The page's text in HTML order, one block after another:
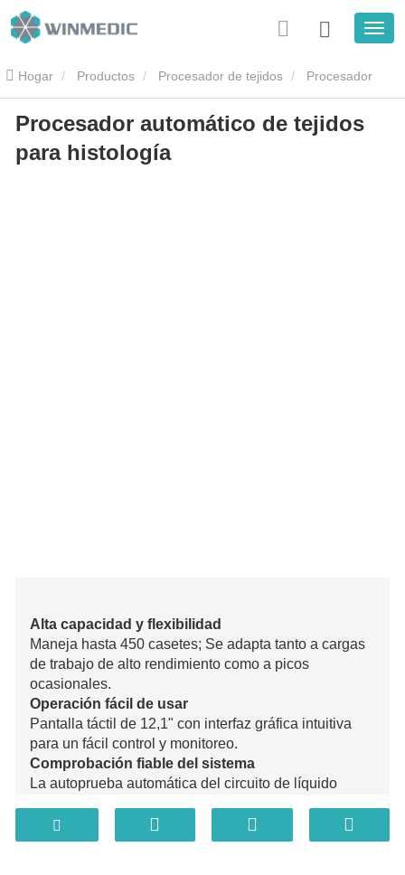
Hogar Productos Procesador de tejidos
automático de tejidos para histología
Procesador automático de tejidos
para histología
Alta capacidad y flexibilidad
Maneja hasta 450 casetes; Se adapta tanto a cargas
de trabajo de alto rendimiento como a picos
ocasionales.
Operación fácil de usar
Pantalla táctil de 12,1" con interfaz gráfica intuitiva
para un fácil control y monitoreo.
Comprobación fiable del sistema
La autoprueba automática del circuito de líquido
Diseño avanzado de válvulas
Las válvulas rotativas de cerámica separan la